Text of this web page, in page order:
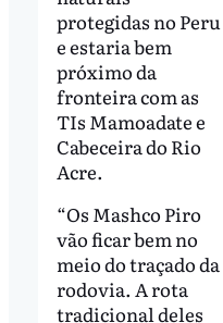
protegidas no Peru
e estaria bem
próximo da
fronteira com as
TIs Mamoadate e
Cabeceira do Rio
Acre.
“Os Mashco Piro
vão ficar bem no
meio do traçado da
rodovia. A rota
tradicional deles